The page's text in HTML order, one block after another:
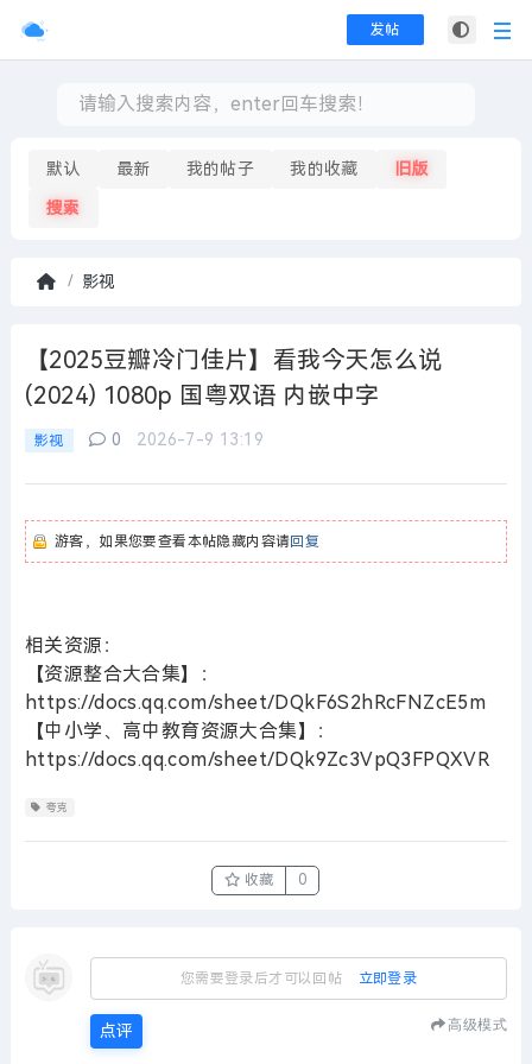
发帖
默认 最新 我的帖子 我的收藏 旧版
搜索
页
影视
【2025豆瓣冷门佳片】看我今天怎么说
(2024) 1080p 国粤双语 内嵌中字
影视 0 2026-7-9 13:19
游客，如果您要查看本帖隐藏内容请回复
相关资源：
【资源整合大合集】：
https://docs.qq.com/sheet/DQkF6S2hRcFNZcE5m
【中小学、高中教育资源大合集】：
https://docs.qq.com/sheet/DQk9Zc3VpQ3FPQXVR
夸克
收藏 0
您需要登录后才可以回帖 立即登录
点评 高级模式